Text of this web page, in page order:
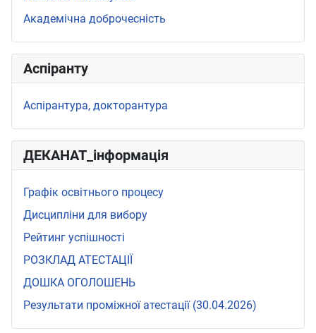
Академічна доброчесність
Аспіранту
Аспірантура, докторантура
ДЕКАНАТ_інформація
Графік освітнього процесу
Дисципліни для вибору
Рейтинг успішності
РОЗКЛАД АТЕСТАЦІЇ
ДОШКА ОГОЛОШЕНЬ
Результати проміжної атестації (30.04.2026)